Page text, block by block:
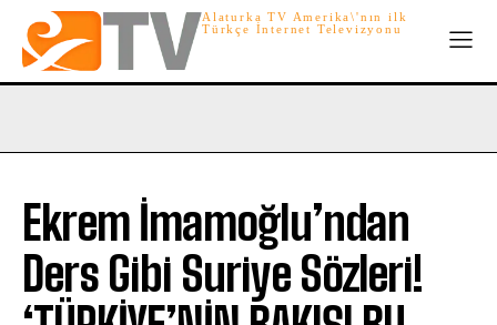
Alaturka TV Amerika\'nın ilk
Türkçe İnternet Televizyonu
Ekrem İmamoğlu’ndan
Ders Gibi Suriye Sözleri!